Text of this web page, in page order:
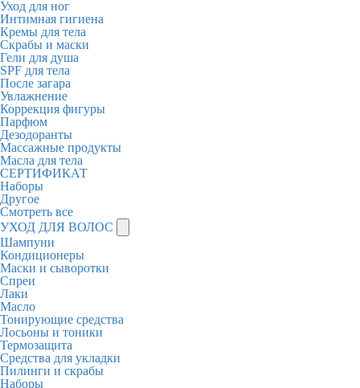
Уход для ног
Интимная гигиена
Кремы для тела
Скрабы и маски
Гели для душа
SPF для тела
После загара
Увлажнение
Коррекция фигуры
Парфюм
Дезодоранты
Массажные продукты
Масла для тела
СЕРТИФИКАТ
Наборы
Другое
Смотреть все
УХОД ДЛЯ ВОЛОС
Шампуни
Кондиционеры
Маски и сыворотки
Спреи
Лаки
Масло
Тонирующие средства
Лосьоны и тоники
Термозащита
Средства для укладки
Пилинги и скрабы
Наборы